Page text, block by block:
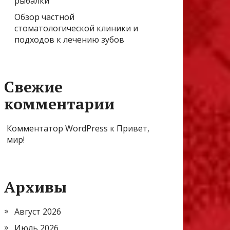
Обзор частной
стоматологической клиники и
подходов к лечению зубов
Свежие
комментарии
Комментатор WordPress к Привет,
мир!
Архивы
Август 2026